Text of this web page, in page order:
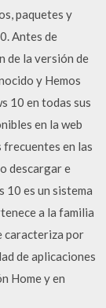
paquetes y
Antes de
de la versión de
y Hemos
10 en todas sus
en la web
en las
descargar e
es un sistema
a la familia
caracteriza por
de aplicaciones
Home y en